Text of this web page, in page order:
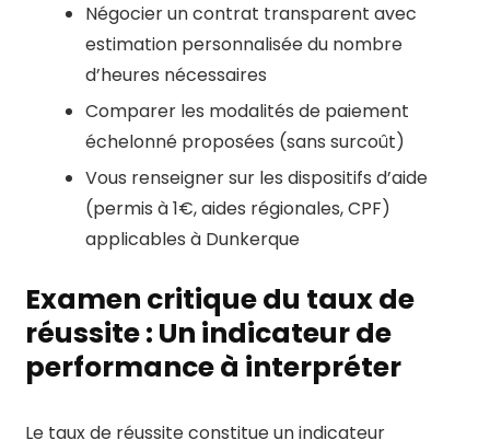
Négocier un contrat transparent avec
estimation personnalisée du nombre
d’heures nécessaires
Comparer les modalités de paiement
échelonné proposées (sans surcoût)
Vous renseigner sur les dispositifs d’aide
(permis à 1€, aides régionales, CPF)
applicables à Dunkerque
Examen critique du taux de
réussite : Un indicateur de
performance à interpréter
Le taux de réussite constitue un indicateur